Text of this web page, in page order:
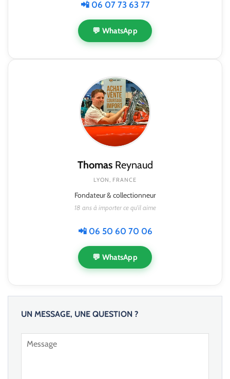
📲 06 07 73 63 77
💬 WhatsApp
ThomasReynaud
LYON, FRANCE
Fondateur & collectionneur
18 ans à importer ce qu'il aime
📲 06 50 60 70 06
💬 WhatsApp
UN MESSAGE, UNE QUESTION ?